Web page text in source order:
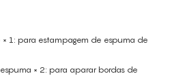
1: para estampagem de espuma de
× 2: para aparar bordas de